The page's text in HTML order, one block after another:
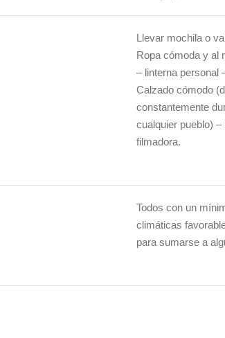
Llevar mochila o
Ropa cómoda y al
– linterna personal
Calzado cómodo
constantemente
cualquier pueblo)
filmadora.
Todos con un
climáticas
para sumarse a